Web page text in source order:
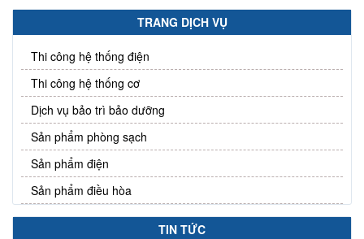
TRANG DỊCH VỤ
Thi công hệ thống điện
Thi công hệ thống cơ
Dịch vụ bảo trì bảo dưỡng
Sản phẩm phòng sạch
Sản phẩm điện
Sản phẩm điều hòa
TIN TỨC